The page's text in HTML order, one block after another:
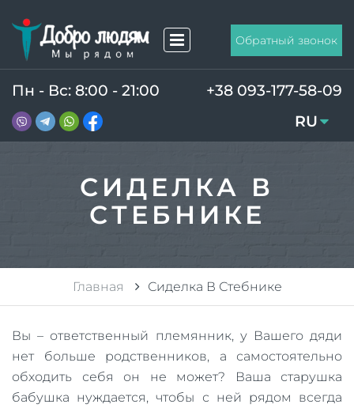
Обратный звонок
Пн - Вс: 8:00 - 21:00
+38 093-177-58-09
RU
UA
СИДЕЛКА В
СТЕБНИКЕ
Главная Сиделка В Стебнике
Вы – ответственный племянник, у Вашего дяди
нет больше родственников, а самостоятельно
обходить себя он не может? Ваша старушка
бабушка нуждается, чтобы с ней рядом всегда